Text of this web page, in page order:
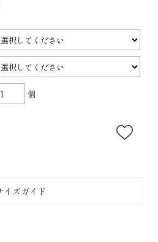
個
イズガイド